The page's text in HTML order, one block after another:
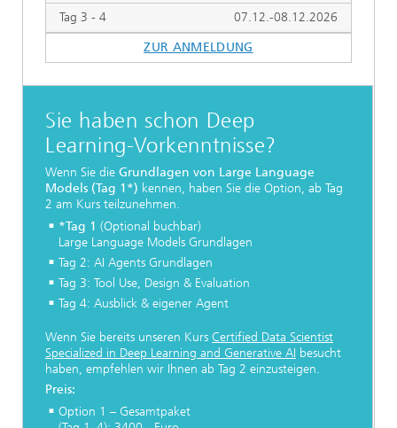
Tag 3 - 4
07.12.-08.12.2026
ZUR ANMELDUNG
Sie haben schon Deep
Learning-Vorkenntnisse?
Wenn Sie die Grundlagen von Large Language
Models (Tag 1*) kennen, haben Sie die Option, ab Tag
2 am Kurs teilzunehmen.
*Tag 1 (Optional buchbar)
Large Language Models Grundlagen
Tag 2: AI Agents Grundlagen
Tag 3: Tool Use, Design & Evaluation
Tag 4: Ausblick & eigener Agent
Wenn Sie bereits unseren Kurs Certified Data Scientist
Specialized in Deep Learning and Generative AI besucht
haben, empfehlen wir Ihnen ab Tag 2 einzusteigen.
Preis:
Option 1 – Gesamtpaket